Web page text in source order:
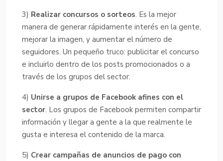
3) Realizar concursos o sorteos. Es la mejor
manera de generar rápidamente interés en la gente,
mejorar la imagen, y aumentar el número de
seguidores. Un pequeño truco: publicitar el concurso
e incluirlo dentro de los posts promocionados o a
través de los grupos del sector.
4) Unirse a grupos de Facebook afines con el
sector. Los grupos de Facebook permiten compartir
información y llegar a gente a la que realmente le
gusta e interesa el contenido de la marca.
5) Crear campañas de anuncios de pago con